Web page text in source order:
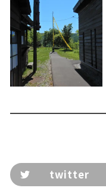
twitter